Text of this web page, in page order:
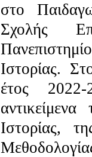
στο
Σχολής
Ιστορίας.
έτος
Ιστορίας,